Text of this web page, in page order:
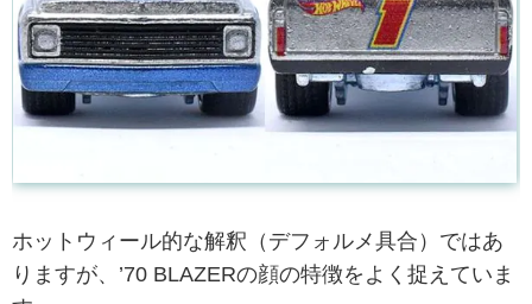
ホットウィール的な解釈（デフォルメ具合）ではあ
りますが、’70 BLAZERの顔の特徴をよく捉えていま